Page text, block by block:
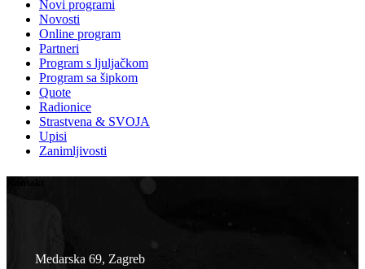
Novi programi
Novosti
Online program
Partneri
Program s ljuljačkom
Program sa šipkom
Quote
Radionice
Strastvena & SVOJA
Upisi
Zanimljivosti
Medarska 69, Zagreb